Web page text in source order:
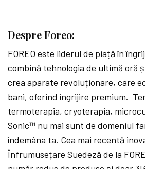
Despre Foreo:
FOREO este liderul de piață în
combină tehnologia de ultimă oră
crea aparate revoluționare, care
bani, oferind îngrijire premium.
termoterapia, cryoterapia,
Sonic™ nu mai sunt de domeniul
îndemâna ta. Cea mai recentă
Înfrumusețare Suedeză de la